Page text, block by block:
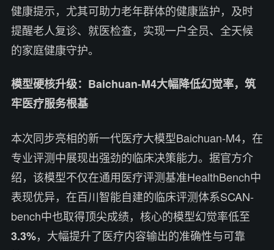
健康提示，尤其可助力老年群体的健康监护，及时
提醒老人复诊、就医检查，实现一户全员、全天候
的家庭健康守护。
模型硬核升级：Baichuan-M4大幅降低幻觉率，筑
牢医疗服务根基
本次同步亮相的新一代医疗大模型Baichuan-M4，在
专业评测中展现出强劲的临床决策能力。据官方介
绍，该模型不仅在通用医疗评测基准HealthBench中
表现优异，在百川智能自建的临床评测体系SCAN-
bench中也取得顶尖成绩，核心的模型幻觉率低至
3.3%，大幅提升了医疗内容输出的准确性与可靠